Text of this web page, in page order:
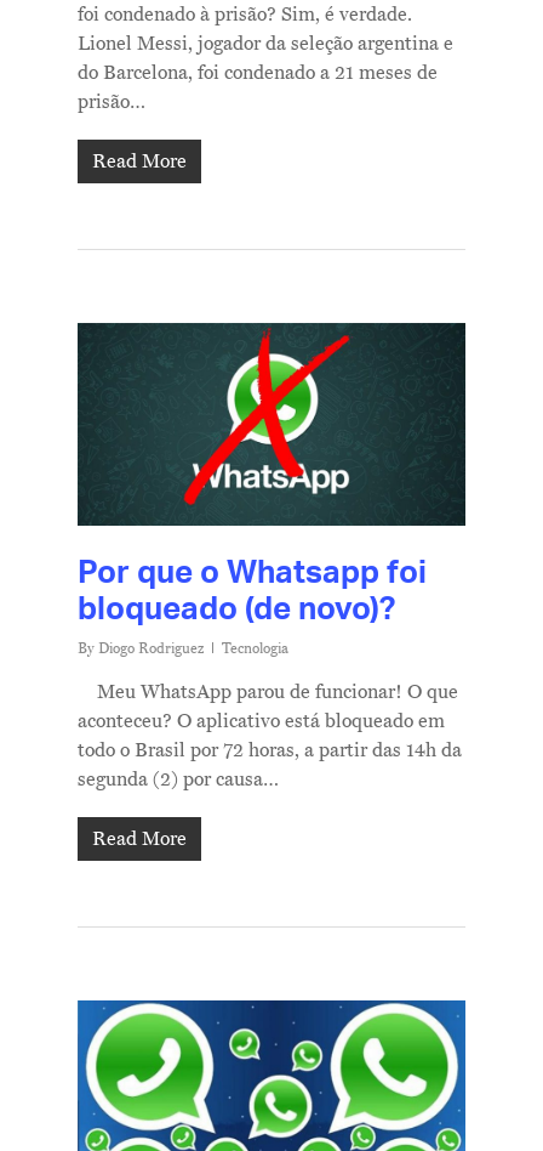
foi condenado à prisão? Sim, é verdade.
Lionel Messi, jogador da seleção argentina e
do Barcelona, foi condenado a 21 meses de
prisão…
Read More
Por que o Whatsapp foi
bloqueado (de novo)?
By Diogo Rodriguez Tecnologia
Meu WhatsApp parou de funcionar! O que
aconteceu? O aplicativo está bloqueado em
todo o Brasil por 72 horas, a partir das 14h da
segunda (2) por causa…
Read More